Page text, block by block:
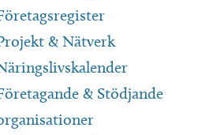
& Nätverk
& Stödjande